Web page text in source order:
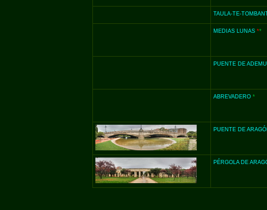
TAULA-TE-
MEDIAS LUNAS **
PUENTE DE
ABREVADERO *
PUENTE DE
PÉRGOLA DE